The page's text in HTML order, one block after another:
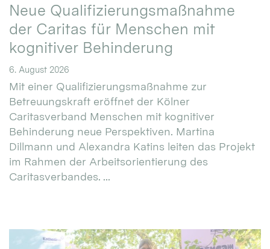
Neue Qualifizierungsmaßnahme
der Caritas für Menschen mit
kognitiver Behinderung
6. August 2026
Mit einer Qualifizierungsmaßnahme zur
Betreuungskraft eröffnet der Kölner
Caritasverband Menschen mit kognitiver
Behinderung neue Perspektiven. Martina
Dillmann und Alexandra Katins leiten das Projekt
im Rahmen der Arbeitsorientierung des
Caritasverbandes. ...